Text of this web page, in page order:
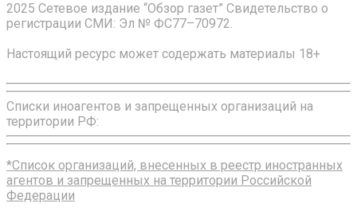
2025 Сетевое издание “Обзор газет” Свидетельство о
регистрации СМИ: Эл № ФС77–70972.
Настоящий ресурс может содержать материалы 18+
Списки иноагентов и запрещенных организаций на
территории РФ:
*Список организаций, внесенных в реестр иностранных
агентов и запрещенных на территории Российской
Федерации